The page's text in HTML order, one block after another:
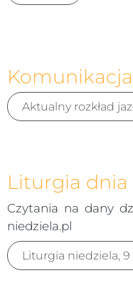
Aktualny rozkład
Liturgia dnia
Czytania na dany
niedziela.pl
Liturgia niedziela,